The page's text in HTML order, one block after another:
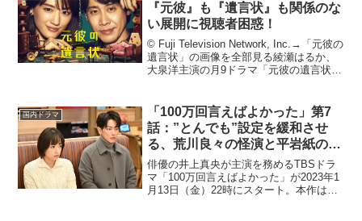
『元彼』も『遺言状』も関係のな
い展開に視聴者困惑！
© Fuji Television Network, Inc.→「元彼の
遺言状」の画像を全部見る綾瀬はるか、
大泉洋主演の月9ドラマ「元彼の遺言状」
はるか）。ある日...
国内ドラマ
「100万回言えばよかった」第7
話：”とんでも”設定を緩和させ
る、荒川良々の怪演と平岩紙の圧
巻の演技
俳優の井上真央が主演を務めるTBSドラ
マ「100万回言えばよかった」が2023年1
月13日（金）22時にスタート。本作は主